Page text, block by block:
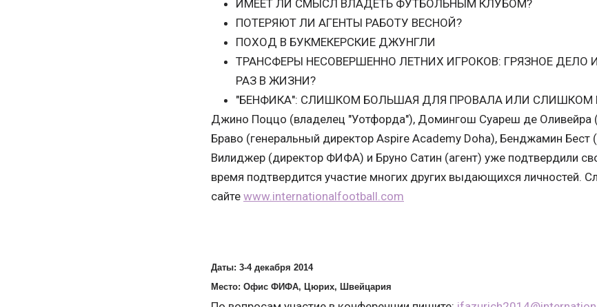
ИМЕЕТ ЛИ СМЫСЛ ВЛАДЕТЬ ФУТБОЛЬНЫМ КЛУБОМ?
ПОТЕРЯЮТ ЛИ АГЕНТЫ РАБОТУ ВЕСНОЙ?
ПОХОД В БУКМЕКЕРСКИЕ ДЖУНГЛИ
ТРАНСФЕРЫ НЕСОВЕРШЕННО ЛЕТНИХ ИГРОКОВ: ГРЯЗНОЕ
РАЗ В ЖИЗНИ?
"БЕНФИКА": СЛИШКОМ БОЛЬШАЯ ДЛЯ ПРОВАЛА ИЛИ СЛИШКОМ
Джино Поццо (владелец "Уотфорда"), Домингош Суареш де Оливейра
Браво (генеральный директор Aspire Academy Doha), Бенджамин Бест
Вилиджер (директор ФИФА) и Бруно Сатин (агент) уже подтвердили
время подтвердится участие многих других выдающихся личностей.
сайте www.internationalfootball.com
Даты: 3-4 декабря 2014
Место: Офис ФИФА, Цюрих, Швейцария